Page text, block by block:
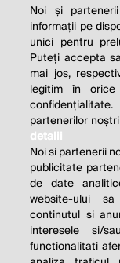
Noi și
informații pe
unici pentru
Puteți accepta
mai jos,
legitim în
partenerilor
detalii
Noi si partenerii
publicitate
de date
website-ului
continutul si
interesele si/
functionalitati